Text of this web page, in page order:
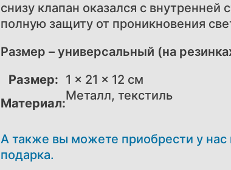
снизу клапан оказался с
полную защиту от проникновения
Размер – универсальный (на
Размер: 1 × 21 × 12 см
Материал:
Металл, текстиль
А также вы можете приобрести у нас
подарка.